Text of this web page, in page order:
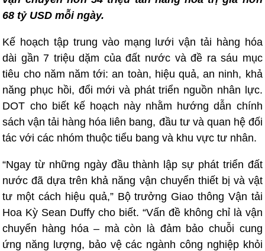
68 tỷ USD mỗi ngày.
Kế hoạch tập trung vào mạng lưới vận tải hàng hóa
dài gần 7 triệu dặm của đất nước và đề ra sáu mục
tiêu cho năm năm tới: an toàn, hiệu quả, an ninh, khả
năng phục hồi, đổi mới và phát triển nguồn nhân lực.
DOT cho biết kế hoạch này nhằm hướng dẫn chính
sách vận tải hàng hóa liên bang, đầu tư và quan hệ đối
tác với các nhóm thuộc tiểu bang và khu vực tư nhân.
“Ngay từ những ngày đầu thành lập sự phát triển đất
nước đã dựa trên khả năng vận chuyển thiết bị và vật
tư một cách hiệu quả,” Bộ trưởng Giao thông Vận tải
Hoa Kỳ Sean Duffy cho biết. “Vấn đề không chỉ là vận
chuyển hàng hóa – mà còn là đảm bảo chuỗi cung
ứng năng lượng, bảo vệ các ngành công nghiệp khỏi